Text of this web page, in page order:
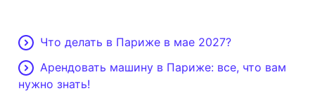
Что делать в Париже в мае 2027?
Арендовать машину в Париже: все, что вам
нужно знать!